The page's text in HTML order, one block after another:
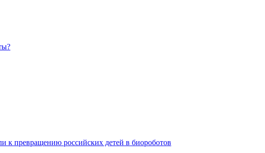
к превращению российских детей в биороботов